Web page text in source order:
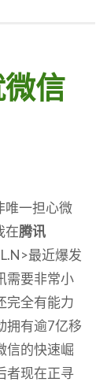
信
唯一担心微
在腾讯
最近爆发
需要非常小
完全有能力
拥有逾7亿移
信的快速崛
者现在正寻